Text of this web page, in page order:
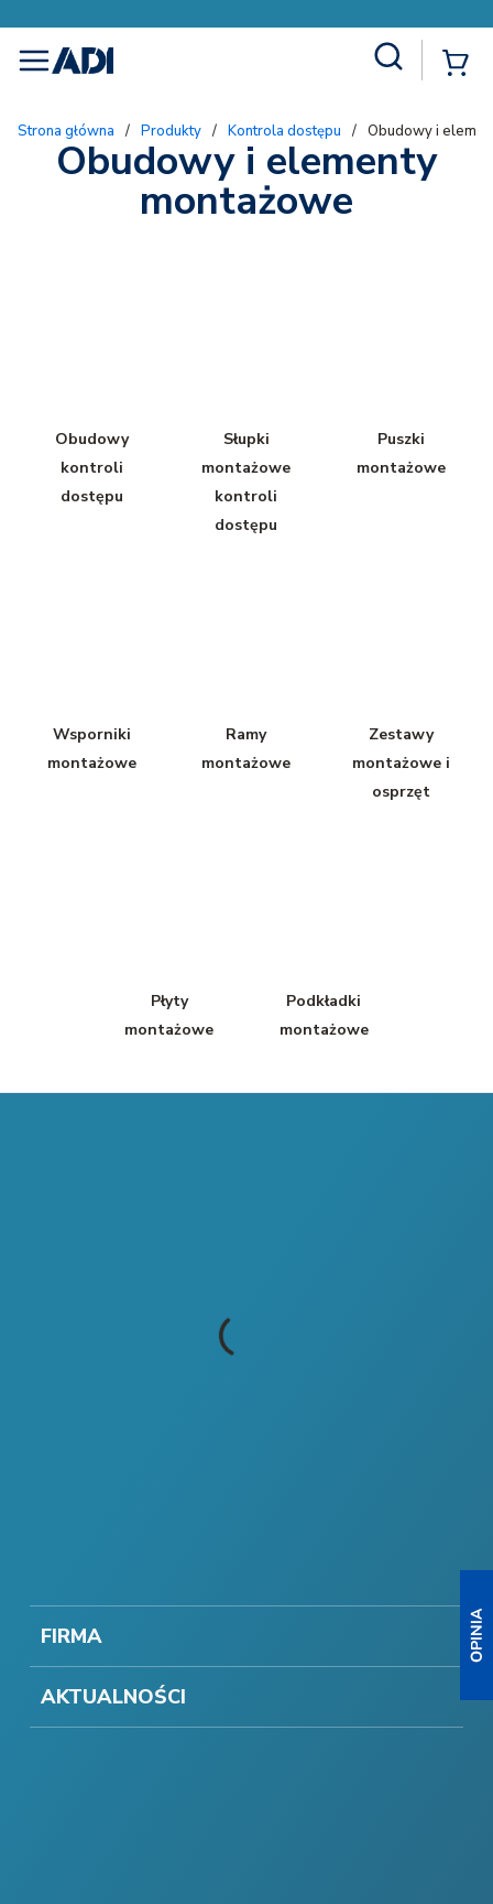
menu
Strona główna / Produkty / Kontrola dostępu / Obudowy i
Obudowy i elementy
montażowe
Obudowy
kontroli
dostępu
Słupki
montażowe
kontroli
dostępu
Puszki
montażowe
Wsporniki
montażowe
Ramy
montażowe
Zestawy
montażowe i
osprzęt
Płyty
montażowe
Podkładki
montażowe
FIRMA
AKTUALNOŚCI